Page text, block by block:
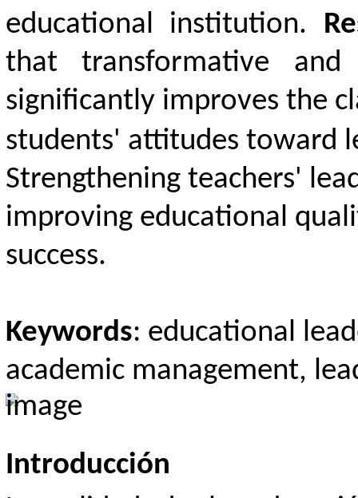
educational institution.
that transformative and
significantly improves the
students' attitudes toward
Strengthening teachers'
improving educational
success.
Keywords: educational
academic management,
Introducción